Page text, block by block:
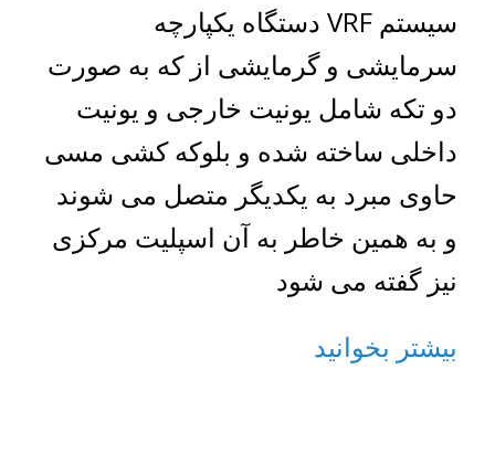
سیستم VRF دستگاه یکپارچه
سرمایشی و گرمایشی از که به صورت
دو تکه شامل یونیت خارجی و یونیت
داخلی ساخته شده و بلوکه کشی مسی
حاوی مبرد به یکدیگر متصل می شوند
و به همین خاطر به آن اسپلیت مرکزی
نیز گفته می شود
بیشتر بخوانید